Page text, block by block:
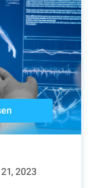
2023